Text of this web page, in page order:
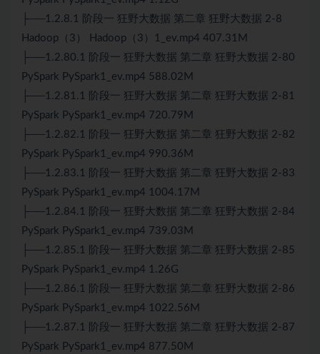
├──1.2.8.1 阶段一 狂野大数据 第二章 狂野大数据 2-8
Hadoop（3） Hadoop（3）1_ev.mp4 407.31M
├──1.2.80.1 阶段一 狂野大数据 第二章 狂野大数据 2-80
PySpark PySpark1_ev.mp4 588.02M
├──1.2.81.1 阶段一 狂野大数据 第二章 狂野大数据 2-81
PySpark PySpark1_ev.mp4 720.79M
├──1.2.82.1 阶段一 狂野大数据 第二章 狂野大数据 2-82
PySpark PySpark1_ev.mp4 990.36M
├──1.2.83.1 阶段一 狂野大数据 第二章 狂野大数据 2-83
PySpark PySpark1_ev.mp4 1004.17M
├──1.2.84.1 阶段一 狂野大数据 第二章 狂野大数据 2-84
PySpark PySpark1_ev.mp4 739.03M
├──1.2.85.1 阶段一 狂野大数据 第二章 狂野大数据 2-85
PySpark PySpark1_ev.mp4 1.26G
├──1.2.86.1 阶段一 狂野大数据 第二章 狂野大数据 2-86
PySpark PySpark1_ev.mp4 1022.56M
├──1.2.87.1 阶段一 狂野大数据 第二章 狂野大数据 2-87
PySpark PySpark1_ev.mp4 877.50M